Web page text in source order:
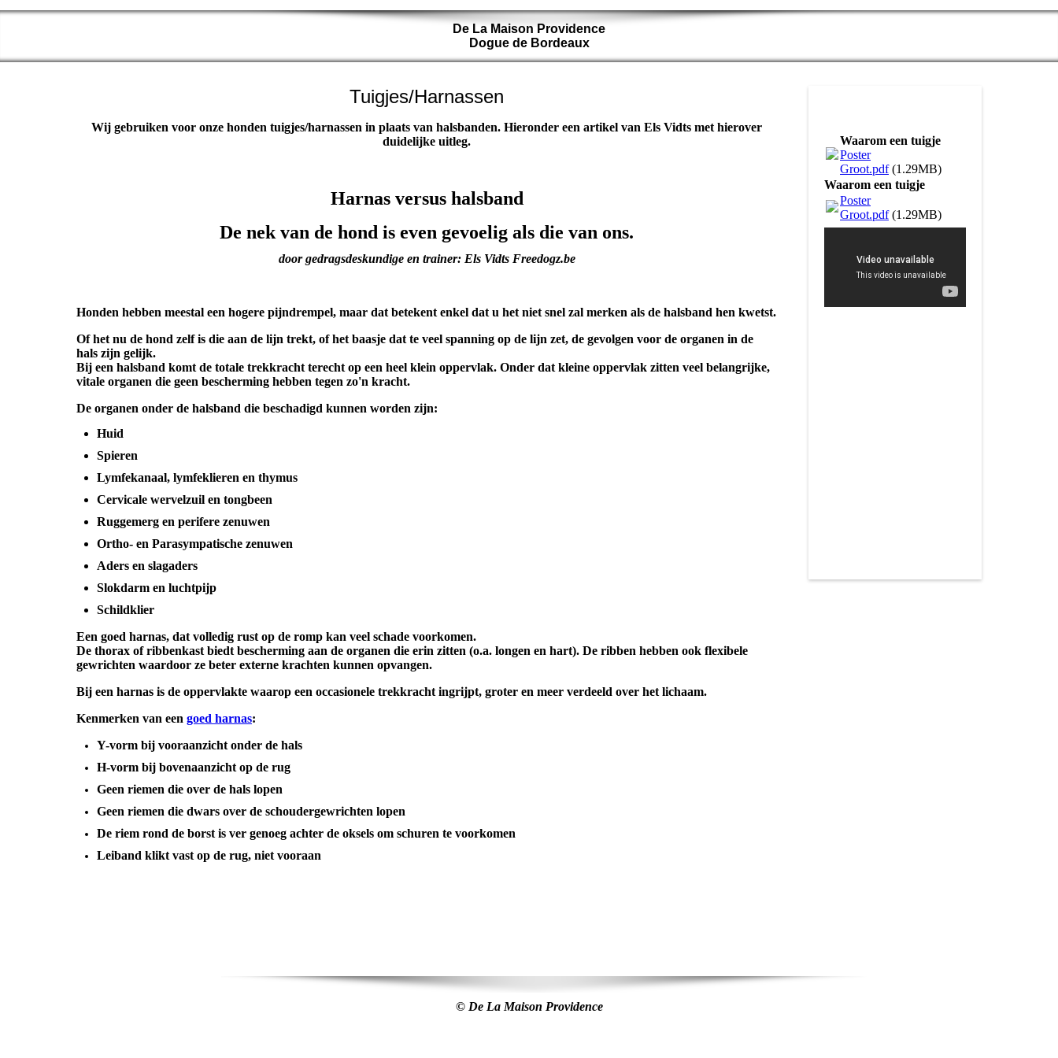
De La Maison Providence
Dogue de Bordeaux
Tuigjes/Harnassen
Wij gebruiken voor onze honden tuigjes/harnassen in plaats van halsbanden. Hieronder een artikel van Els Vidts met hierover
duidelijke uitleg.
Harnas versus halsband
De nek van de hond is even gevoelig als die van ons.
door gedragsdeskundige en trainer: Els Vidts Freedogz.be
Honden hebben meestal een hogere pijndrempel, maar dat betekent enkel dat u het niet snel zal merken als de halsband hen kwetst.
Of het nu de hond zelf is die aan de lijn trekt, of het baasje dat te veel spanning op de lijn zet, de gevolgen voor de organen in de
hals zijn gelijk.
Bij een halsband komt de totale trekkracht terecht op een heel klein oppervlak. Onder dat kleine oppervlak zitten veel belangrijke,
vitale organen die geen bescherming hebben tegen zo'n kracht.
De organen onder de halsband die beschadigd kunnen worden zijn:
Huid
Spieren
Lymfekanaal, lymfeklieren en thymus
Cervicale wervelzuil en tongbeen
Ruggemerg en perifere zenuwen
Ortho- en Parasympatische zenuwen
Aders en slagaders
Slokdarm en luchtpijp
Schildklier
Een goed harnas, dat volledig rust op de romp kan veel schade voorkomen.
De thorax of ribbenkast biedt bescherming aan de organen die erin zitten (o.a. longen en hart). De ribben hebben ook flexibele
gewrichten waardoor ze beter externe krachten kunnen opvangen.
Bij een harnas is de oppervlakte waarop een occasionele trekkracht ingrijpt, groter en meer verdeeld over het lichaam.
Kenmerken van een goed harnas:
Y-vorm bij vooraanzicht onder de hals
H-vorm bij bovenaanzicht op de rug
Geen riemen die over de hals lopen
Geen riemen die dwars over de schoudergewrichten lopen
De riem rond de borst is ver genoeg achter de oksels om schuren te voorkomen
Leiband klikt vast op de rug, niet vooraan
Waarom een tuigje
Poster
Groot.pdf(1.29MB)
Waarom een tuigje
Poster
Groot.pdf(1.29MB)
© De La Maison Providence